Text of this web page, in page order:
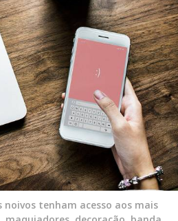
tenham acesso aos mais